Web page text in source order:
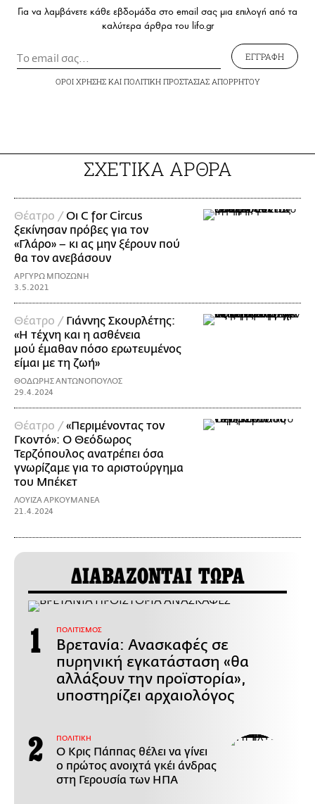
Για να λαμβάνετε κάθε εβδομάδα στο email σας μια επιλογή από τα
καλύτερα άρθρα του lifo.gr
ΕΓΓΡΑΦΗ
ΟΡΟΙ ΧΡΗΣΗΣΚΑΙ ΠΟΛΙΤΙΚΗ ΠΡΟΣΤΑΣΙΑΣ ΑΠΟΡΡΗΤΟΥ
ΣΧΕΤΙΚΑ ΑΡΘΡΑ
Θέατρο /Οι C for Circus
ξεκίνησαν πρόβες για τον
«Γλάρο» – κι ας μην ξέρουν πού
θα τον ανεβάσουν
ΑΡΓΥΡΩ ΜΠΟΖΩΝΗ
3.5.2021
Θέατρο / Γιάννης Σκουρλέτης:
«Η τέχνη και η ασθένεια
μού έμαθαν πόσο ερωτευμένος
είμαι με τη ζωή»
ΘΟΔΩΡΗΣ ΑΝΤΩΝΟΠΟΥΛΟΣ
29.4.2024
Θέατρο /«Περιμένοντας τον
Γκοντό»: Ο Θεόδωρος
Τερζόπουλος ανατρέπει όσα
γνωρίζαμε για το αριστούργημα
του Μπέκετ
ΛΟΥΙΖΑ ΑΡΚΟΥΜΑΝΕΑ
21.4.2024
ΔΙΑΒΑΖΟΝΤΑΙ ΤΩΡΑ
ΠΟΛΙΤΙΣΜΟΣ
Βρετανία: Ανασκαφές σε
πυρηνική εγκατάσταση «θα
αλλάξουν την προϊστορία»,
υποστηρίζει αρχαιολόγος
ΠΟΛΙΤΙΚΗ
Ο Κρις Πάππας θέλει να γίνει
ο πρώτος ανοιχτά γκέι άνδρας
στη Γερουσία των ΗΠΑ